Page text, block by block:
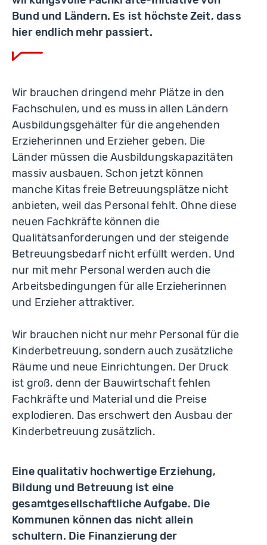
Bund und Ländern. Es ist höchste Zeit, dass
hier endlich mehr passiert.
Wir brauchen dringend mehr Plätze in den
Fachschulen, und es muss in allen Ländern
Ausbildungsgehälter für die angehenden
Erzieherinnen und Erzieher geben. Die
Länder müssen die Ausbildungskapazitäten
massiv ausbauen. Schon jetzt können
manche Kitas freie Betreuungsplätze nicht
anbieten, weil das Personal fehlt. Ohne diese
neuen Fachkräfte können die
Qualitätsanforderungen und der steigende
Betreuungsbedarf nicht erfüllt werden. Und
nur mit mehr Personal werden auch die
Arbeitsbedingungen für alle Erzieherinnen
und Erzieher attraktiver.
Wir brauchen nicht nur mehr Personal für die
Kinderbetreuung, sondern auch zusätzliche
Räume und neue Einrichtungen. Der Druck
ist groß, denn der Bauwirtschaft fehlen
Fachkräfte und Material und die Preise
explodieren. Das erschwert den Ausbau der
Kinderbetreuung zusätzlich.
Eine qualitativ hochwertige Erziehung,
Bildung und Betreuung ist eine
gesamtgesellschaftliche Aufgabe. Die
Kommunen können das nicht allein
schultern. Die Finanzierung der